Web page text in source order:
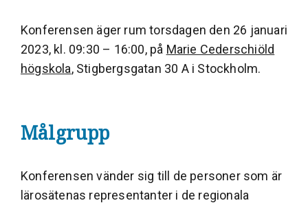
Konferensen äger rum torsdagen den 26 januari
2023, kl. 09:30 – 16:00, på Marie Cederschiöld
högskola, Stigbergsgatan 30 A i Stockholm.
Målgrupp
Konferensen vänder sig till de personer som är
lärosätenas representanter i de regionala